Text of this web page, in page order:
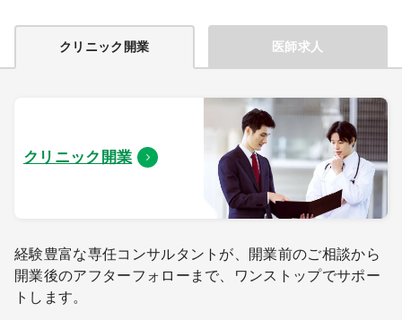
クリニック開業 医師求人
クリニック開業
経験豊富な専任コンサルタントが、開業前のご相談から
開業後のアフターフォローまで、ワンストップでサポー
トします。